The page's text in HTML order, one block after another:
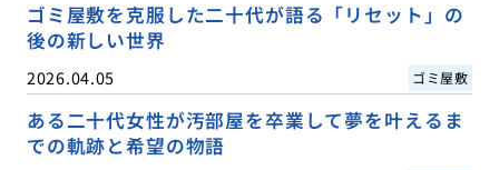
ゴミ屋敷を克服した二十代が語る「リセット」の
後の新しい世界
2026.04.05 ゴミ屋敷
ある二十代女性が汚部屋を卒業して夢を叶えるま
での軌跡と希望の物語